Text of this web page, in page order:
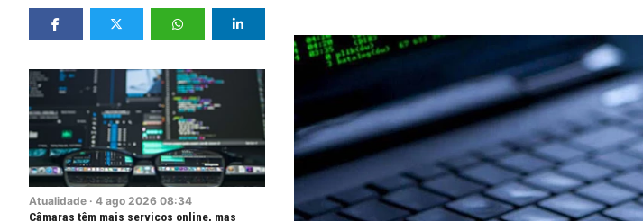
Atualidade · 4 ago 2026 08:34
Câmaras têm mais serviços online, mas